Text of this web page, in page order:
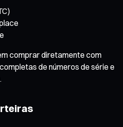
comprar diretamente com
de números de série e